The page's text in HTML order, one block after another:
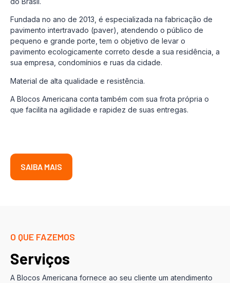
Fundada no ano de 2013, é especializada na fabricação de
pavimento intertravado (paver), atendendo o público de
pequeno e grande porte, tem o objetivo de levar o
pavimento ecologicamente correto desde a sua residência, a
sua empresa, condomínios e ruas da cidade.
Material de alta qualidade e resistência.
A Blocos Americana conta também com sua frota própria o
que facilita na agilidade e rapidez de suas entregas.
SAIBA MAIS
O QUE FAZEMOS
Serviços
A Blocos Americana fornece ao seu cliente um atendimento